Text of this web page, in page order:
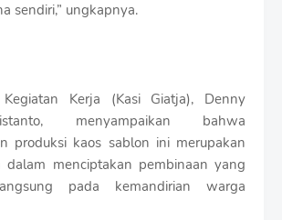
sendiri,” ungkapnya.
Kerja (Kasi Giatja), Denny
menyampaikan bahwa
produksi kaos sablon ini merupakan
dalam menciptakan pembinaan yang
pada kemandirian warga